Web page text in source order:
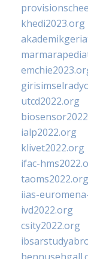
khedi2023.org
utcd2022.org
ialp2022.org
klivet2022.org
ifac-
taoms2022.org
iias-
ivd2022.org
csity2022.org